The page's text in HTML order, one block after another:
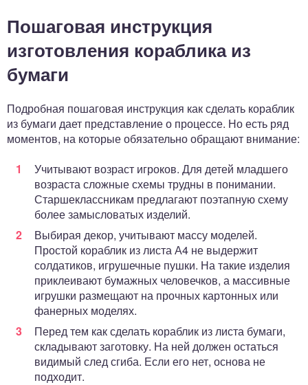
Пошаговая инструкция
изготовления кораблика из
бумаги
Подробная пошаговая инструкция как сделать кораблик
из бумаги дает представление о процессе. Но есть ряд
моментов, на которые обязательно обращают внимание:
Учитывают возраст игроков. Для детей младшего
возраста сложные схемы трудны в понимании.
Старшеклассникам предлагают поэтапную схему
более замысловатых изделий.
Выбирая декор, учитывают массу моделей.
Простой кораблик из листа А4 не выдержит
солдатиков, игрушечные пушки. На такие изделия
приклеивают бумажных человечков, а массивные
игрушки размещают на прочных картонных или
фанерных моделях.
Перед тем как сделать кораблик из листа бумаги,
складывают заготовку. На ней должен остаться
видимый след сгиба. Если его нет, основа не
подходит.